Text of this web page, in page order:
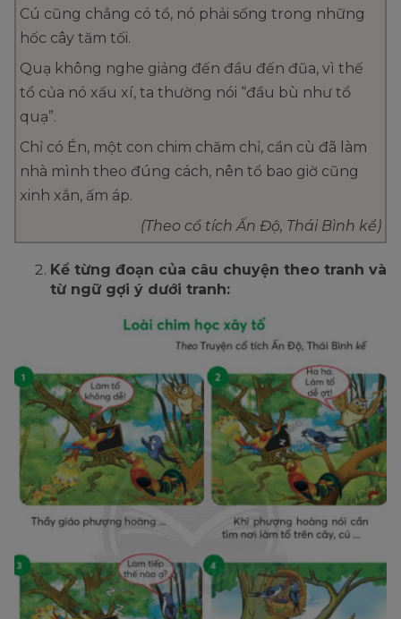
Cú cũng chẳng có tổ, nó phải sống trong những
hốc cây tăm tối.
Quạ không nghe giảng đến đầu đến đũa, vì thế
tổ của nó xấu xí, ta thường nói “đầu bù như tổ
quạ”.
Chỉ có Én, một con chim chăm chỉ, cần cù đã làm
nhà mình theo đúng cách, nên tổ bao giờ cũng
xinh xắn, ấm áp.
(Theo cổ tích Ấn Độ, Thái Bình kể)
Kể từng đoạn của câu chuyện theo tranh và
từ ngữ gợi ý dưới tranh: